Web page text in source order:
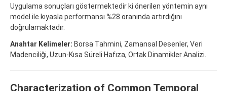
Uygulama sonuçları göstermektedir ki önerilen yöntemin aynı
model ile kıyasla performansı %28 oranında artırdığını
doğrulamaktadır.
Anahtar Kelimeler: Borsa Tahmini, Zamansal Desenler, Veri
Madenciliği, Uzun-Kısa Süreli Hafıza, Ortak Dinamikler Analizi.
Characterization of Common Temporal